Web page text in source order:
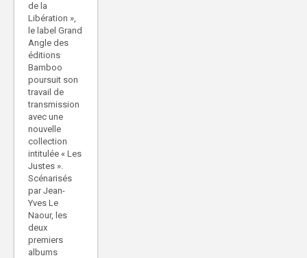
de la
Libération »,
le label Grand
Angle des
éditions
Bamboo
poursuit son
travail de
transmission
avec une
nouvelle
collection
intitulée « Les
Justes ».
Scénarisés
par Jean-
Yves Le
Naour, les
deux
premiers
albums